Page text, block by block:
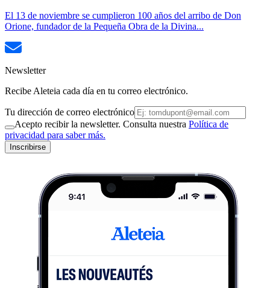
El 13 de noviembre se cumplieron 100 años del arribo de Don
Orione, fundador de la Pequeña Obra de la Divina...
Newsletter
Recibe Aleteia cada día en tu correo electrónico.
Tu dirección de correo electrónico
Acepto recibir la newsletter. Consulta nuestra Política de
privacidad para saber más.
Inscribirse